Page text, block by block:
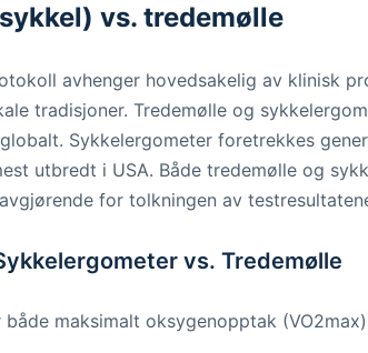
vs. tredemølle
avhenger hovedsakelig av klinisk
tradisjoner. Tredemølle og
Sykkelergometer foretrekkes
utbredt i USA. Både tredemølle og
for tolkningen av
vs. Tredemølle
maksimalt oksygenopptak